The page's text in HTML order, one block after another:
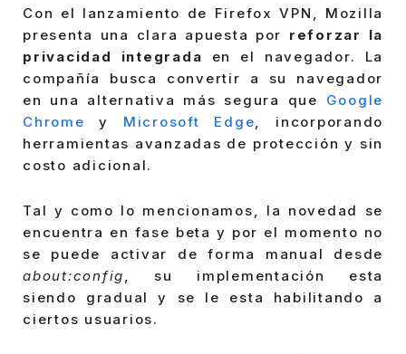
Con el lanzamiento de Firefox VPN, Mozilla
presenta una clara apuesta por reforzar la
privacidad integrada en el navegador. La
compañía busca convertir a su navegador
en una alternativa más segura que Google
Chrome y Microsoft Edge, incorporando
herramientas avanzadas de protección y sin
costo adicional.
Tal y como lo mencionamos, la novedad se
encuentra en fase beta y por el momento no
se puede activar de forma manual desde
about:config, su implementación esta
siendo gradual y se le esta habilitando a
ciertos usuarios.